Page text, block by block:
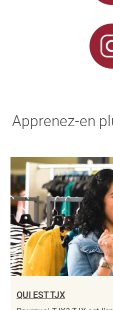
Apprenez-en
QUI EST TJX